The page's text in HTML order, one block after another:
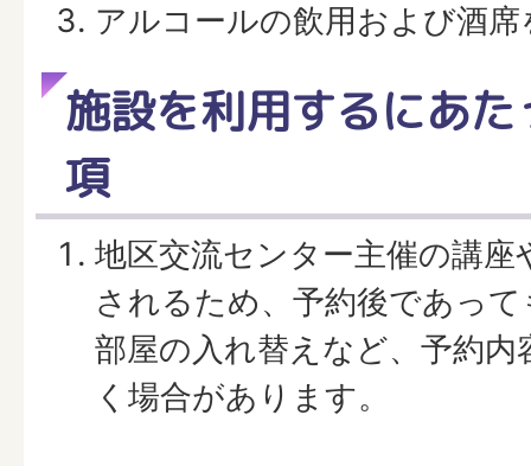
アルコールの飲用および酒席
施設を利用するにあ
項
地区交流センター主催の講座
されるため、予約後であっ
部屋の入れ替えなど、予約
く場合があります。